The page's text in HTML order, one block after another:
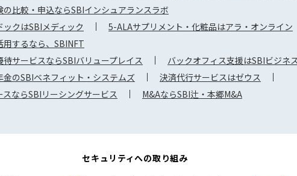
比較・申込ならSBIインシュアランスラボ
クはSBIメディック
5-ALAサプリメント・化粧品はアラ・オンライン
するなら、SBINFT
サービスならSBIバリュープレイス
バックオフィス支援はSBIビジネ
金のSBIベネフィット・システムズ
決済代行サービスはゼウス
ならSBIリーシングサービス
M&AならSBI辻・本郷M&A
セキュリティへの取り組み